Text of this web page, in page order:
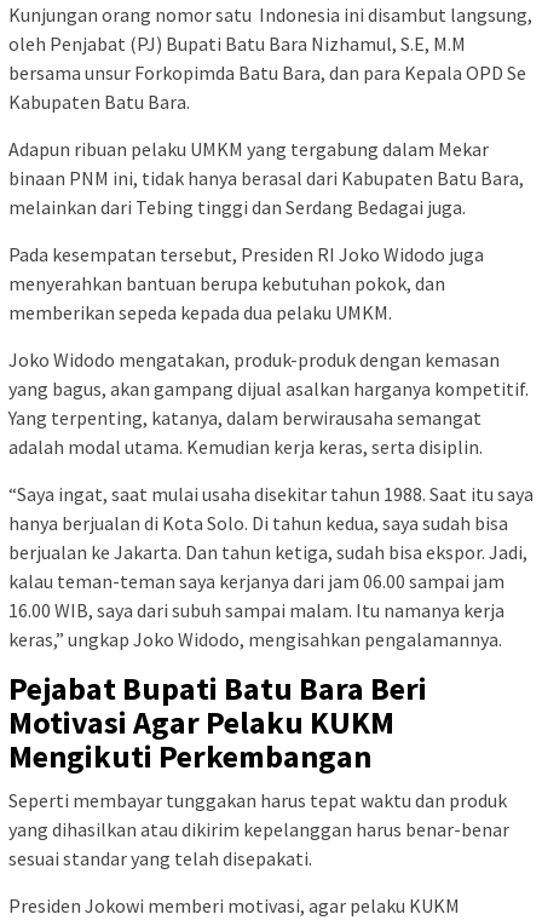
Kunjungan orang nomor satu Indonesia ini disambut langsung,
oleh Penjabat (PJ) Bupati Batu Bara Nizhamul, S.E, M.M
bersama unsur Forkopimda Batu Bara, dan para Kepala OPD Se
Kabupaten Batu Bara.
Adapun ribuan pelaku UMKM yang tergabung dalam Mekar
binaan PNM ini, tidak hanya berasal dari Kabupaten Batu Bara,
melainkan dari Tebing tinggi dan Serdang Bedagai juga.
Pada kesempatan tersebut, Presiden RI Joko Widodo juga
menyerahkan bantuan berupa kebutuhan pokok, dan
memberikan sepeda kepada dua pelaku UMKM.
Joko Widodo mengatakan, produk-produk dengan kemasan
yang bagus, akan gampang dijual asalkan harganya kompetitif.
Yang terpenting, katanya, dalam berwirausaha semangat
adalah modal utama. Kemudian kerja keras, serta disiplin.
“Saya ingat, saat mulai usaha disekitar tahun 1988. Saat itu saya
hanya berjualan di Kota Solo. Di tahun kedua, saya sudah bisa
berjualan ke Jakarta. Dan tahun ketiga, sudah bisa ekspor. Jadi,
kalau teman-teman saya kerjanya dari jam 06.00 sampai jam
16.00 WIB, saya dari subuh sampai malam. Itu namanya kerja
keras,” ungkap Joko Widodo, mengisahkan pengalamannya.
Pejabat Bupati Batu Bara Beri
Motivasi Agar Pelaku KUKM
Mengikuti Perkembangan
Seperti membayar tunggakan harus tepat waktu dan produk
yang dihasilkan atau dikirim kepelanggan harus benar-benar
sesuai standar yang telah disepakati.
Presiden Jokowi memberi motivasi, agar pelaku KUKM